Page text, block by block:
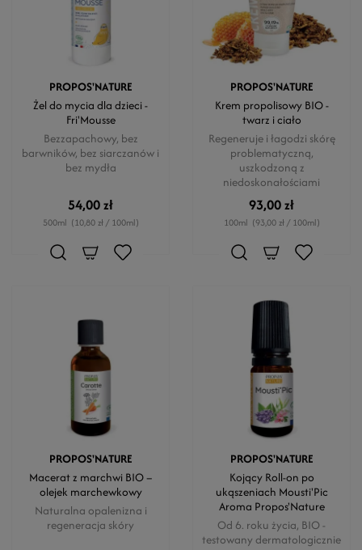
PROPOS'NATURE
Żel do mycia dla dzieci -
Fri'Mousse
Bezzapachowy, bez
barwników, bez siarczanów i
bez mydła
54,00 zł
500ml (10,80 zł / 100ml)
PROPOS'NATURE
Krem propolisowy BIO -
twarz i ciało
Regeneruje i łagodzi skórę
problematyczną,
uszkodzoną z
niedoskonałościami
93,00 zł
100ml (93,00 zł / 100ml)
PROPOS'NATURE
Macerat z marchwi BIO –
olejek marchewkowy
Naturalna opalenizna i
regeneracja skóry
PROPOS'NATURE
Kojący Roll-on po
ukąszeniach Mousti'Pic
Aroma Propos'Nature
Od 6. roku życia, BIO -
testowany dermatologicznie